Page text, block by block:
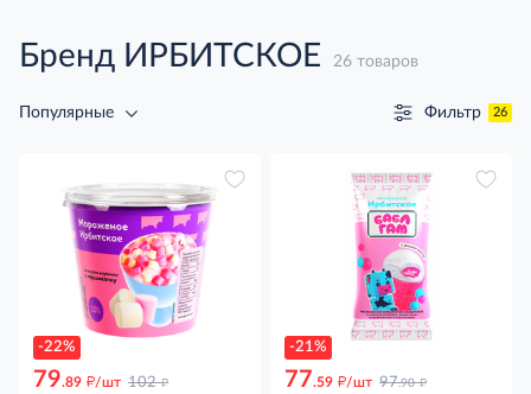
Бренд ИРБИТСКОЕ 26 товаров
Популярные Фильтр 26
-22%
79.89 д/шт 102 д
-21%
77.59 д/шт 97.90 д